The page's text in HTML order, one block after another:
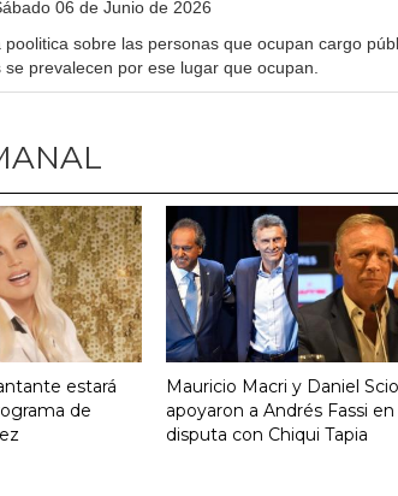
06 de Junio de 2026
poolitica sobre las personas que ocupan cargo
prevalecen por ese lugar que ocupan.
estará
de
Mauricio Macri y Daniel
apoyaron a Andrés Fassi en
disputa con Chiqui Tapia